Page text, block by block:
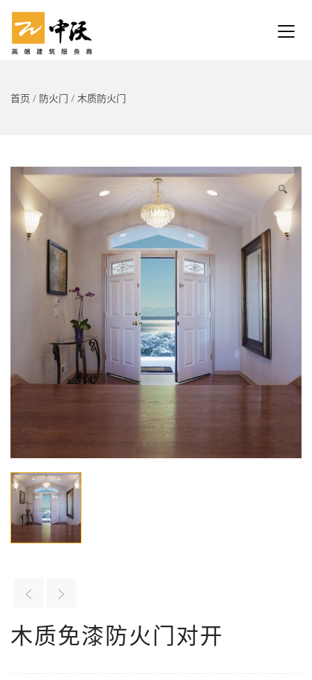
首页 / 防火门 / 木质防火门
🔍
木质免漆防火门对开